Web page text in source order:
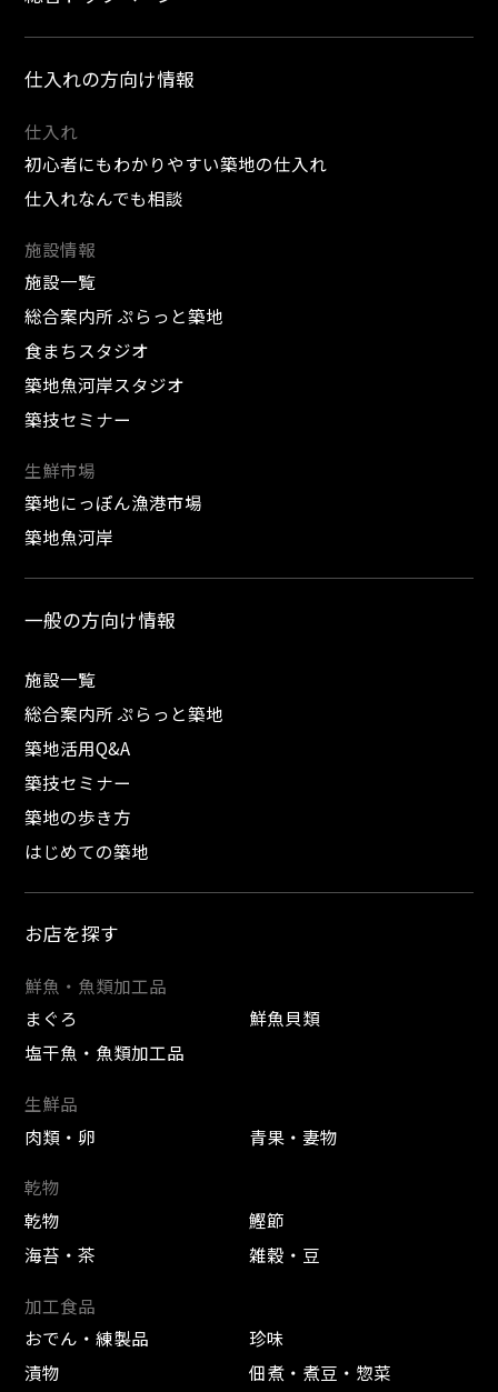
仕入れの方向け情報
仕入れ
初心者にもわかりやすい築地の仕入れ
仕入れなんでも相談
施設情報
施設一覧
総合案内所 ぷらっと築地
食まちスタジオ
築地魚河岸スタジオ
築技セミナー
生鮮市場
築地にっぽん漁港市場
築地魚河岸
一般の方向け情報
施設一覧
総合案内所 ぷらっと築地
築地活用Q&A
築技セミナー
築地の歩き方
はじめての築地
お店を探す
鮮魚・魚類加工品
まぐろ
鮮魚貝類
塩干魚・魚類加工品
生鮮品
肉類・卵
青果・妻物
乾物
乾物
鰹節
海苔・茶
雑穀・豆
加工食品
おでん・練製品
珍味
漬物
佃煮・煮豆・惣菜